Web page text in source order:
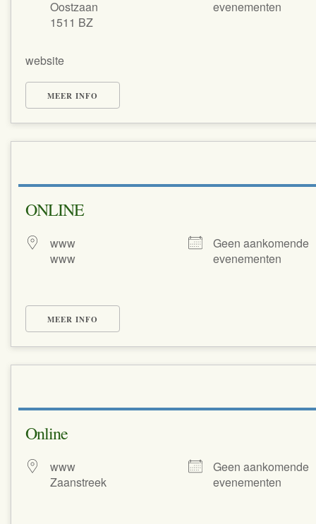
Oostzaan
1511 BZ
evenementen
website
MEER INFO
ONLINE
www
www
Geen aankomende
evenementen
MEER INFO
Online
www
Zaanstreek
Geen aankomende
evenementen